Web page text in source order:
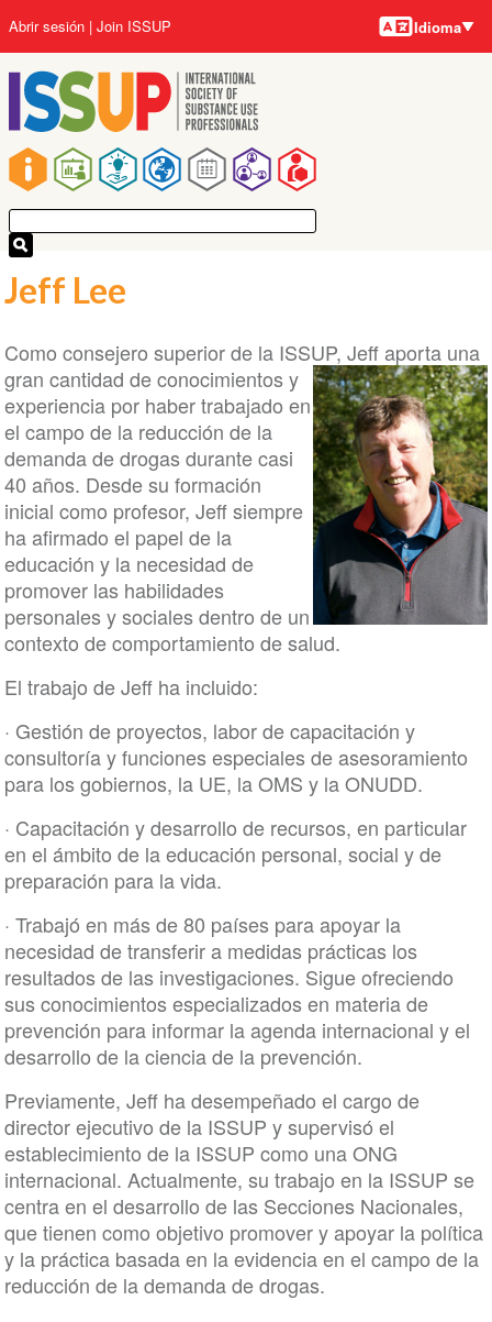
al
contenido
principal
Main
navigation
User
account
menu
Abrir sesión Join ISSUP Idiomas
Idioma
Jeff Lee
Como consejero superior de la ISSUP, Jeff aporta una
gran cantidad deconocimientos y
experiencia por haber trabajado en
el campo de la reducción de la
demanda de drogas durante casi
40 años. Desde su formación
inicial como profesor, Jeff siempre
ha afirmado el papel de la
educación y la necesidad de
promover las habilidades
personales y sociales dentro de un
contexto de comportamiento de salud.
El trabajo de Jeff ha incluido:
· Gestión de proyectos, labor de capacitación y
consultoría y funciones especiales de asesoramiento
para los gobiernos, la UE, la OMS y la ONUDD.
· Capacitación y desarrollo de recursos, en particular
en el ámbito de la educación personal, social y de
preparación para la vida.
· Trabajó en más de 80 países para apoyar la
necesidad de transferir a medidas prácticas los
resultados de las investigaciones. Sigue ofreciendo
sus conocimientos especializados en materia de
prevención para informar la agenda internacional y el
desarrollo de la ciencia de la prevención.
Previamente, Jeff ha desempeñado el cargo de
director ejecutivo de la ISSUP y supervisó el
establecimiento de la ISSUP como una ONG
internacional. Actualmente, su trabajo en la ISSUP se
centra en el desarrollo de las Secciones Nacionales,
que tienen como objetivo promover y apoyar la política
y la práctica basada en la evidencia en el campo de la
reducción de la demanda de drogas.